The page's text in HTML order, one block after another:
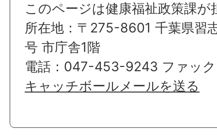
このページは健康福祉政策課
所在地：〒275-8601 千葉県習
号 市庁舎1階
電話：047-453-9243 ファッ
キャッチボールメールを送る